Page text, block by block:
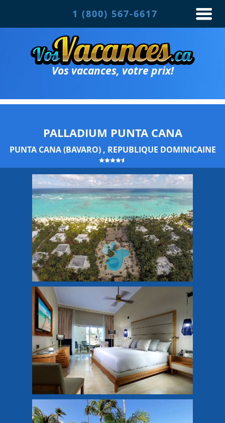
1 (800) 567-6617
Vos vacances, votre prix!
PALLADIUM PUNTA CANA
PUNTA CANA (BAVARO) , REPUBLIQUE DOMINICAINE